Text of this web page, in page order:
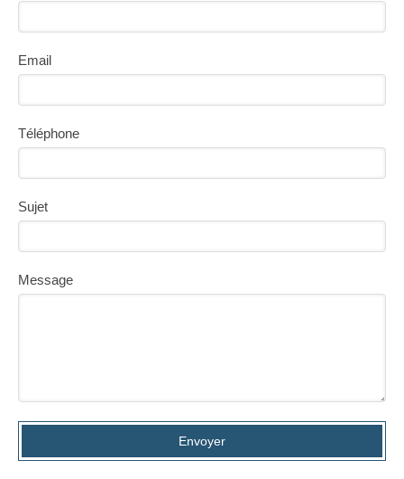
Email
Téléphone
Sujet
Message
Envoyer